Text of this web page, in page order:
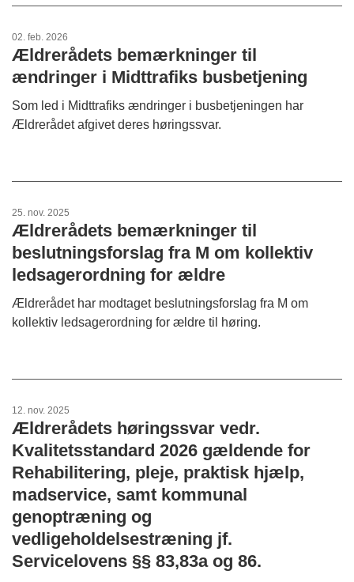
02. feb. 2026
Ældrerådets bemærkninger til
ændringer i Midttrafiks busbetjening
Som led i Midttrafiks ændringer i busbetjeningen har
Ældrerådet afgivet deres høringssvar.
25. nov. 2025
Ældrerådets bemærkninger til
beslutningsforslag fra M om kollektiv
ledsagerordning for ældre
Ældrerådet har modtaget beslutningsforslag fra M om
kollektiv ledsagerordning for ældre til høring.
12. nov. 2025
Ældrerådets høringssvar vedr.
Kvalitetsstandard 2026 gældende for
Rehabilitering, pleje, praktisk hjælp,
madservice, samt kommunal
genoptræning og
vedligeholdelsestræning jf.
Servicelovens §§ 83,83a og 86.